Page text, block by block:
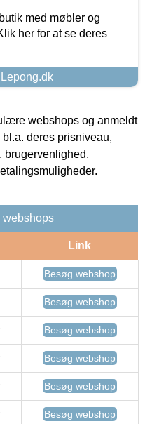
med møbler og
her for at se deres
webshops og anmeldt
deres prisniveau,
brugervenlighed,
webshops
Link
Besøg webshop
Besøg webshop
Besøg webshop
Besøg webshop
Besøg webshop
Besøg webshop